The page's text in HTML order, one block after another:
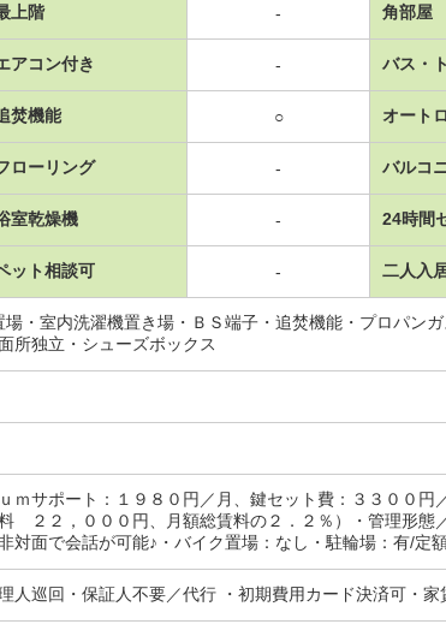
上階 - 角部屋
アコン付き - バス・
焚機能 ○ オート
ローリング - バルコ
室乾燥機 - 24時間
ット相談可 - 二人入
・室内洗濯機置き場・ＢＳ端子・追焚機能・プロパン
所独立・シューズボックス
サポート：１９８０円／月、鍵セット費：３３００円
２２，０００円、月額総賃料の２．２％）・管理形態
対面で会話が可能♪・バイク置場：なし・駐輪場：有/定
人巡回・保証人不要／代行 ・初期費用カード決済可・家